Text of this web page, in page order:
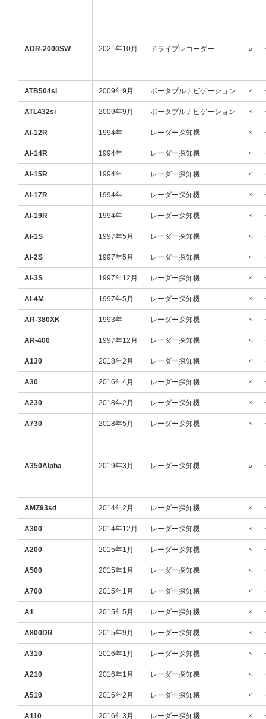
ADR-2000SW 2021年10月 ドライブレコーダー ○
ATB504si 2009年9月 ポータブルナビゲーション ×
ATL432si 2009年9月 ポータブルナビゲーション ×
AI-12R 1994年 レーダー探知機 ×
AI-14R 1994年 レーダー探知機 ×
AI-15R 1994年 レーダー探知機 ×
AI-17R 1994年 レーダー探知機 ×
AI-19R 1994年 レーダー探知機 ×
AI-1S 1997年5月 レーダー探知機 ×
AI-2S 1997年5月 レーダー探知機 ×
AI-3S 1997年12月 レーダー探知機 ×
AI-4M 1997年5月 レーダー探知機 ×
AR-380XK 1993年 レーダー探知機 ×
AR-400 1997年12月 レーダー探知機 ×
A130 2018年2月 レーダー探知機 ×
A30 2016年4月 レーダー探知機 ×
A230 2018年2月 レーダー探知機 ×
A730 2018年5月 レーダー探知機 ×
A350Alpha 2019年3月 レーダー探知機 ○
AMZ93sd 2014年2月 レーダー探知機 ×
A300 2014年12月 レーダー探知機 ×
A200 2015年1月 レーダー探知機 ×
A500 2015年1月 レーダー探知機 ×
A700 2015年1月 レーダー探知機 ×
A1 2015年5月 レーダー探知機 ×
A800DR 2015年9月 レーダー探知機 ×
A310 2016年1月 レーダー探知機 ×
A210 2016年1月 レーダー探知機 ×
A510 2016年2月 レーダー探知機 ×
A110 2016年3月 レーダー探知機 ×